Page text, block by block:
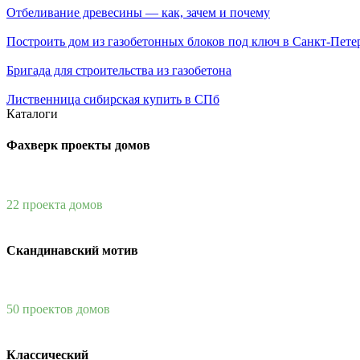
Отбеливание древесины — как, зачем и почему
Построить дом из газобетонных блоков под ключ в Санкт-
Бригада для строительства из газобетона
Лиственница сибирская купить в СПб
Каталоги
Фахверк проекты домов
22 проекта домов
Скандинавский мотив
50 проектов домов
Классический